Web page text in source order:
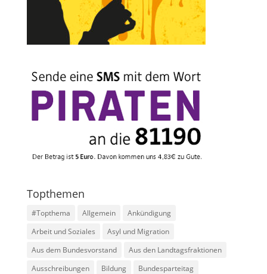
Topthemen
#Topthema Allgemein
Ankündigung
Arbeit und Soziales
Asyl und Migration
Aus dem Bundesvorstand
Aus den Landtagsfraktionen
Ausschreibungen
Bildung
Bundesparteitag